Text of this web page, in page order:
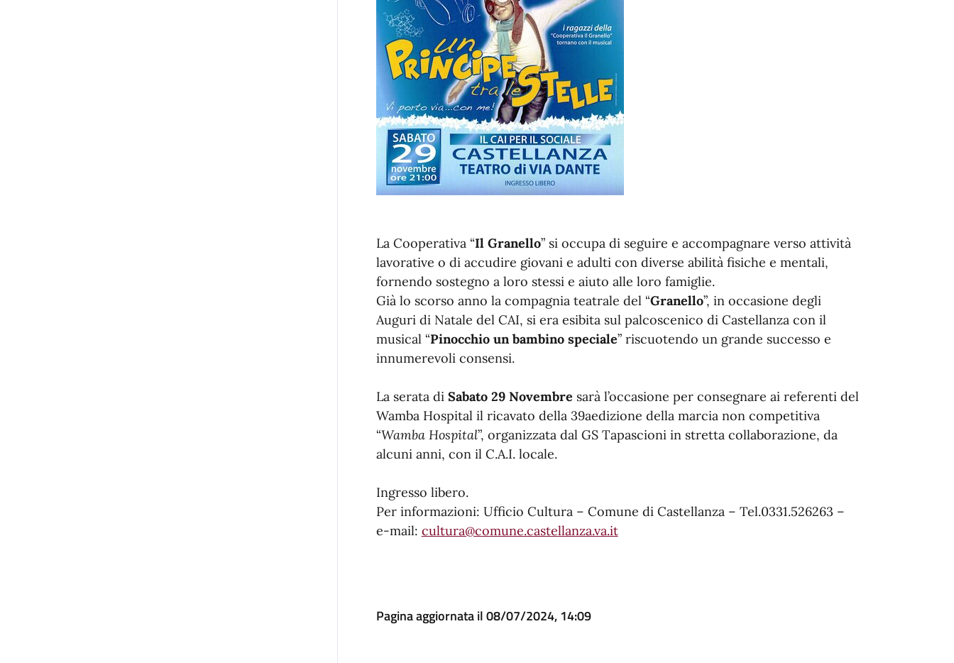
La Cooperativa “Il Granello” si occupa di seguire e accompagnare verso attività
lavorative o di accudire giovani e adulti con diverse abilità fisiche e mentali,
fornendo sostegno a loro stessi e aiuto alle loro famiglie.
Già lo scorso anno la compagnia teatrale del “Granello”, in occasione degli
Auguri di Natale del CAI, si era esibita sul palcoscenico di Castellanza con il
musical “Pinocchio un bambino speciale” riscuotendo un grande successo e
innumerevoli consensi.
La serata di Sabato 29 Novembre sarà l’occasione per consegnare ai referenti del
Wamba Hospital il ricavato della 39aedizione della marcia non competitiva
“Wamba Hospital”, organizzata dal GS Tapascioni in stretta collaborazione, da
alcuni anni, con il C.A.I. locale.
Ingresso libero.
Per informazioni: Ufficio Cultura – Comune di Castellanza – Tel.0331.526263 –
e-mail: cultura@comune.castellanza.va.it
Pagina aggiornata il 08/07/2024, 14:09